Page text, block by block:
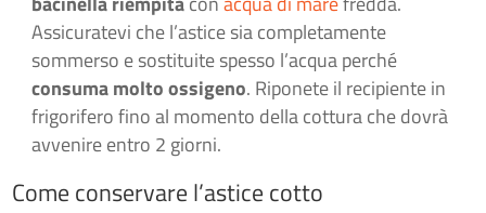
Assicuratevi che l’astice sia completamente
sommerso e sostituite spesso l’acqua perché
consuma molto ossigeno. Riponete il recipiente in
frigorifero fino al momento della cottura che dovrà
avvenire entro 2 giorni.
Come conservare l’astice cotto